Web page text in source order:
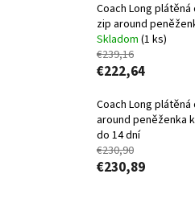
Coach Long
zip around
Skladom (1 ks)
€239,16
€222,64
Coach Long
around peněženka
do 14 dní
€230,90
€230,89